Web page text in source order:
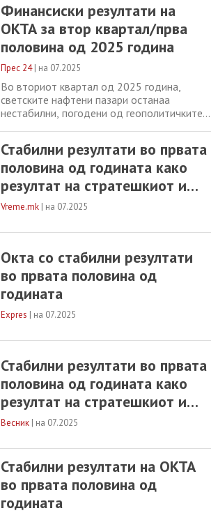
Финансиски резултати на
ОКТА за втор квартал/прва
половина од 2025 година
Прес 24 | на 07.2025
Во вториот квартал од 2025 година,
светските нафтени пазари останаа
нестабилни, погодени од геополитичките
на побарувачката. Цената на Брент
суровата нафтата накратко надмина 73
долари за барел по израелските напади
врз иранската инфраструктура, додека
стравувањата од прекини во Ормутскиот
Стабилни резултати во првата
половина од годината како
резултат на стратешкиот и
таргетиран одговор на
Vreme.mk | на 07.2025
Окта со стабилни резултати
во првата половина од
годината
Expres | на 07.2025
Стабилни резултати во првата
половина од годината како
резултат на стратешкиот и
таргетиран одговор на
пазар
Весник | на 07.2025
Стабилни резултати на ОКТА
во првата половина од
годината